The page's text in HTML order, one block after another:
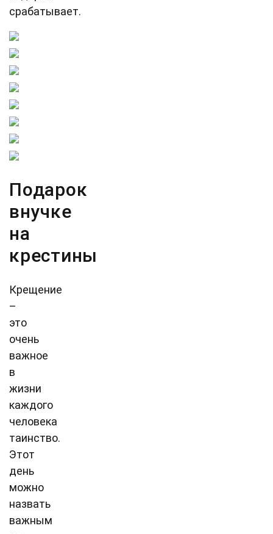
срабатывает.
Подарок
внучке
на
крестины
Крещение
–
это
очень
важное
в
жизни
каждого
человека
таинство.
Этот
день
можно
назвать
важным